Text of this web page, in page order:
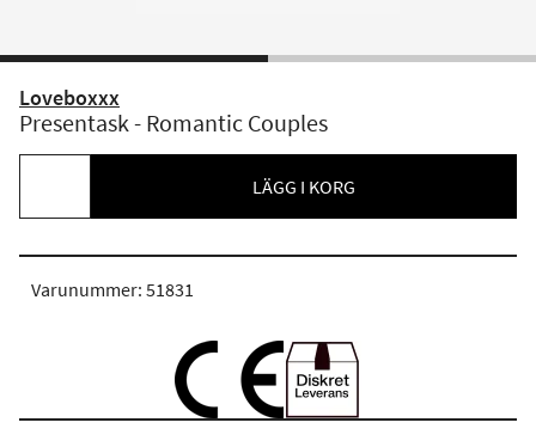
Loveboxxx
Presentask - Romantic Couples
LÄGG I KORG
Varunummer: 51831